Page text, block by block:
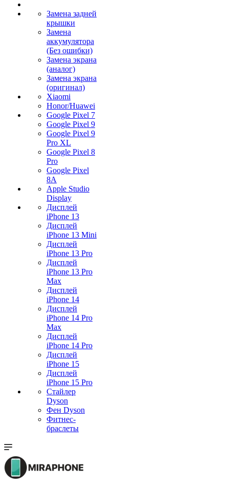
Замена задней
крышки
Замена
аккумулятора
(Без ошибки)
Замена экрана
(аналог)
Замена экрана
(оригинал)
Xiaomi
Honor/Huawei
Google Pixel 7
Google Pixel 9
Google Pixel 9
Pro XL
Google Pixel 8
Pro
Google Pixel
8A
Apple Studio
Display
Дисплей
iPhone 13
Дисплей
iPhone 13 Mini
Дисплей
iPhone 13 Pro
Дисплей
iPhone 13 Pro
Max
Дисплей
iPhone 14
Дисплей
iPhone 14 Pro
Max
Дисплей
iPhone 14 Pro
Дисплей
iPhone 15
Дисплей
iPhone 15 Pro
Стайлер
Dyson
Фен Dyson
Фитнес-
браслеты